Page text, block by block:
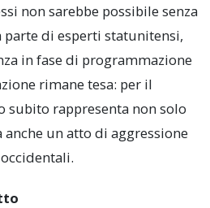
non sarebbe possibile senza
di esperti statunitensi,
in fase di programmazione
rimane tesa: per il
subito rappresenta non solo
un atto di aggressione